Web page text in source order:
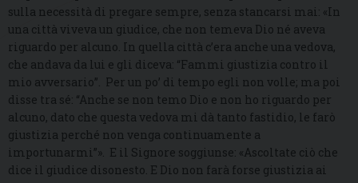
sulla necessità di pregare sempre, senza stancarsi mai: «In
una città viveva un giudice, che non temeva Dio né aveva
riguardo per alcuno. In quella città c’era anche una vedova,
che andava da lui e gli diceva: “Fammi giustizia contro il
mio avversario”. Per un po’ di tempo egli non volle; ma poi
disse tra sé: “Anche se non temo Dio e non ho riguardo per
alcuno, dato che questa vedova mi dà tanto fastidio, le farò
giustizia perché non venga continuamente a
importunarmi”». E il Signore soggiunse: «Ascoltate ciò che
dice il giudice disonesto. E Dio non farà forse giustizia ai